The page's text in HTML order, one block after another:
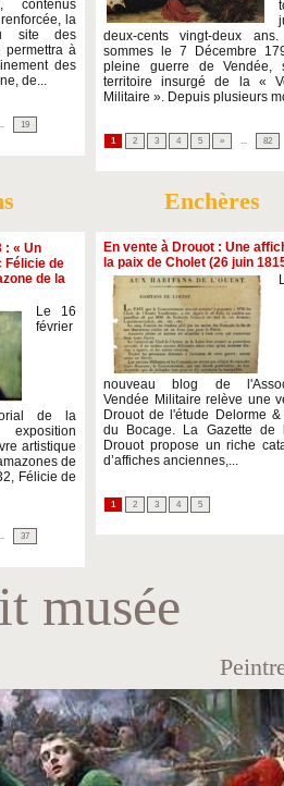
contenus
la
site des
permettra à
des
de...
19
deux-cents vingt-deux
sommes le 7 Décembre
pleine guerre de Vendée,
territoire insurgé de la «
Militaire ». Depuis plusieurs
1 2 3 4 5 » 82
Enchères
: « Un
Félicie de
de la
Le 16
février
de la
artistique
de
Félicie de
37
En vente à Drouot : Une
la paix de Cholet (26 juin
nouveau blog de
Vendée Militaire relève une
Drouot de l'étude Delorme &
du Bocage. La Gazette de
Drouot propose un riche
d’affiches anciennes,...
1 2 3 4 5
musée